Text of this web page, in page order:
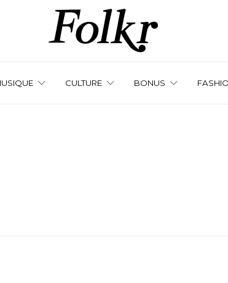
CULTURE BONUS